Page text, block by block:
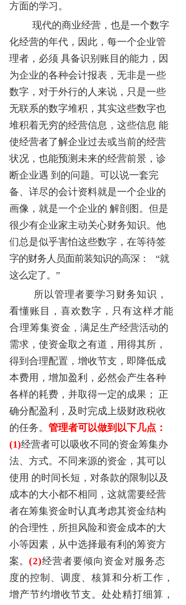
方面的学习。
现代的商业经营，也是一个数字
化经营的年代，因此，每一个企业管
理者，必须 具备识别账目的能力，因
为企业的各种会计报表，无非是一些
数字，对于外行的人来说，只是一些
无联系的数字堆积，其实这些数字也
堆积着无穷的经营信息，这些信息 能
使经营者了解企业过去或当前的经营
状况，也能预测未来的经营前景，诊
断企业遇 到的问题。可以说一套完
备、详尽的会计资料就是一个企业的
画像，就是一个企业的 解剖图。但是
很少有企业家主动关心财务知识。他
们总是似乎害怕这些数字，在等待签
字的财务人员面前装知识的高深：
“就
这么定了。”
所以管理者要学习财务知识，
看懂账目，喜欢数字，只有这样才能
合理筹集资金，满足生产经营活动的
需求，使资金取之有道，用得其所，
得到合理配置，增收节支，即降低成
本费用，增加盈利，必然会产生各种
各样的耗费，并取得一定的成果；
正
确分配盈利，及时完成上级财政税收
的任务。管理者可以做到以下几点：
(1)经营者可以吸收不同的资金筹集办
法、方式。不同来源的资金，其可以
使用 的时间长短，对条款的限制以及
成本的大小都不相同，这就需要经营
者在筹集资金时认真考虑其资金结构
的合理性，所担风险和资金成本的大
小等因素，从中选择最有利 的筹资方
案。(2)经营者要倾向资金对服务态
度的控制、调度、核算和分析工作，
增产节约增收节支。处处精打细算，